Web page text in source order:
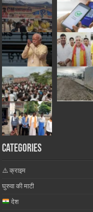
Categories
⚠️ क्राइम
घुरुवा की माटी
देश